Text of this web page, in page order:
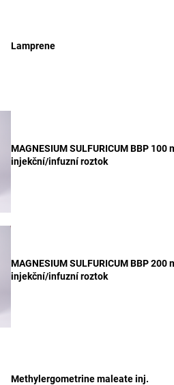
Lamprene
MAGNESIUM SULFURICUM BBP 100
injekční/infuzní roztok
MAGNESIUM SULFURICUM BBP 200
injekční/infuzní roztok
Methylergometrine maleate inj.